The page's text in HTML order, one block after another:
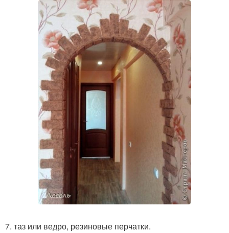
7. таз или ведро, резиновые перчатки.